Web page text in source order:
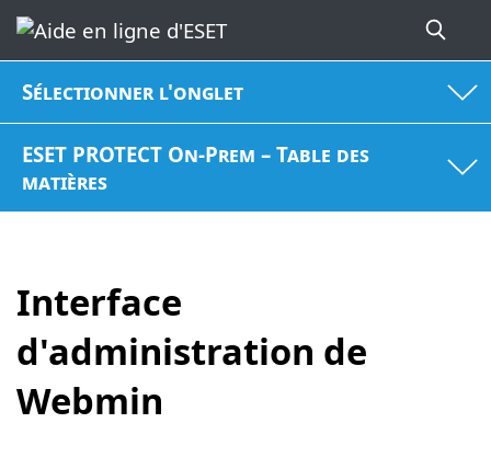
Sélectionner l'onglet
ESET PROTECT On-Prem – Table des
matières
Interface
d'administration de
Webmin